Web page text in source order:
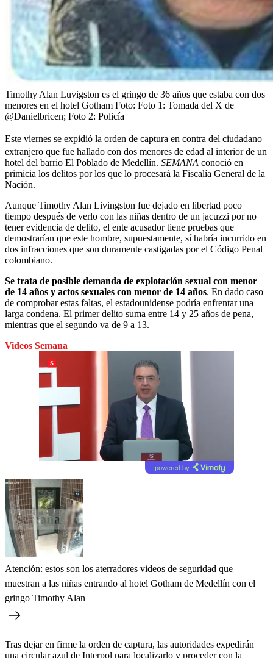
Timothy Alan Luvigston es el gringo de 36 años que estaba con dos
menores en el hotel Gotham Foto: Foto 1: Tomada del X de
@Danielbricen; Foto 2: Policía
Este viernes se expidió la orden de captura en contra del ciudadano
extranjero que fue hallado con dos menores de edad al interior de un
hotel del barrio El Poblado de Medellín. SEMANA conoció en
primicia los delitos por los que lo procesará la Fiscalía General de la
Nación.
Aunque Timothy Alan Livingston fue dejado en libertad poco
tiempo después de verlo con las niñas dentro de un jacuzzi por no
tener evidencia de delito, el ente acusador tiene pruebas que
demostrarían que este hombre, supuestamente, sí habría incurrido en
dos infracciones que son duramente castigadas por el Código Penal
colombiano.
Se trata de posible demanda de explotación sexual con menor
de 14 años y actos sexuales con menor de 14 años. En dado caso
de comprobar estas faltas, el estadounidense podría enfrentar una
larga condena. El primer delito suma entre 14 y 25 años de pena,
mientras que el segundo va de 9 a 13.
Videos Semana
powered by
Atención: estos son los aterradores videos de seguridad que
muestran a las niñas entrando al hotel Gotham de Medellín con el
gringo Timothy Alan
Tras dejar en firme la orden de captura, las autoridades expedirán
una circular azul de Interpol para localizarlo y proceder con la